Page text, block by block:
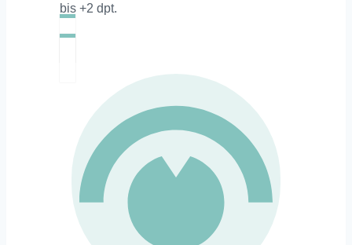
bis +2 dpt.